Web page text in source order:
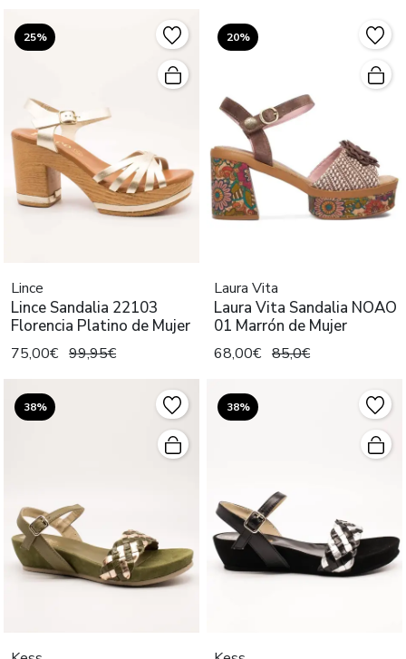
25%
Lince
Lince Sandalia 22103
Florencia Platino de Mujer
75,00€ 99,95€
20%
Laura Vita
Laura Vita Sandalia NOAO
01 Marrón de Mujer
68,00€ 85,0€
38% 38%